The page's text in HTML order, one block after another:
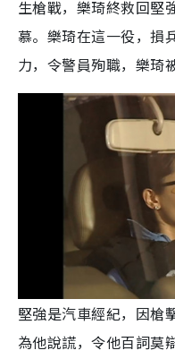
生槍戰，樂琦終救回堅
慕。樂琦在這一役，損
力，令警員殉職，樂琦
堅強是汽車經紀，因槍
為他說謊，令他百詞莫